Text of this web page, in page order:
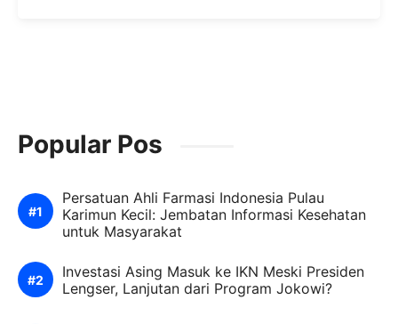
Popular Pos
Persatuan Ahli Farmasi Indonesia Pulau
Karimun Kecil: Jembatan Informasi Kesehatan
untuk Masyarakat
Investasi Asing Masuk ke IKN Meski Presiden
Lengser, Lanjutan dari Program Jokowi?